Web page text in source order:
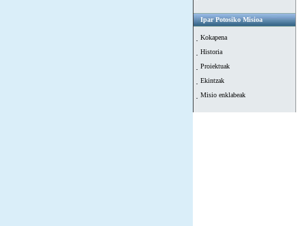
Ipar Potosiko Misioa
Kokapena
Historia
Proiektuak
Ekintzak
Misio enklabeak